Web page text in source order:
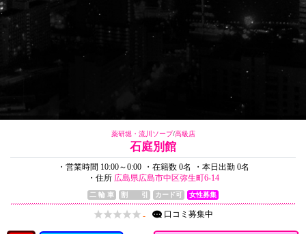
薬研堀・流川ソープ/高級店
石庭別館
・営業時間 10:00～0:00 ・在籍数 0名
・本日出勤 0名
・住所 広島県広島市中区弥生町6-14
二 輪 車 割 引 カード可 女性募集
- 口コミ 募集中